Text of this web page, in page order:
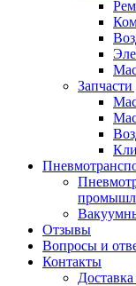
Запчасти
Вакуумные
Отзывы
Вопросы и ответ
Контакты
Доставка и